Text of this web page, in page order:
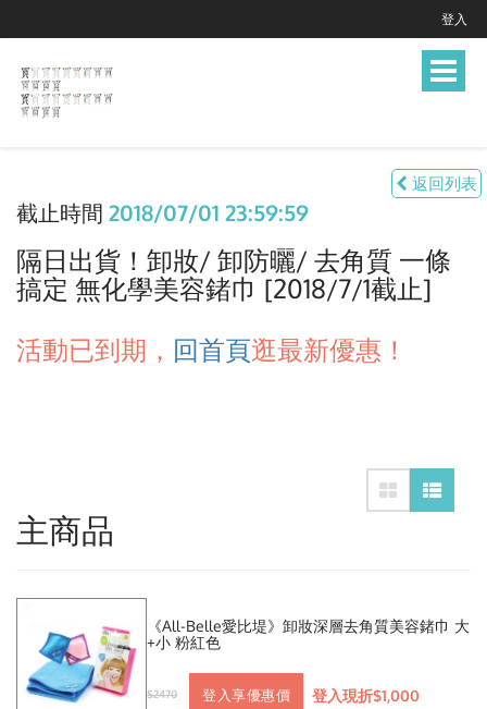
登入
Toggle
返回列表
截止時間 2018/07/01 23:59:59
隔日出貨！卸妝/ 卸防曬/ 去角質 一條
搞定 無化學美容鍺巾 [2018/7/1截止]
活動已到期， 回首頁逛最新優惠！
主商品
《All-Belle愛比堤》卸妝深層去角質美容鍺巾 大
+小 粉紅色
$2470 登入享優惠價 登入現折$1,000